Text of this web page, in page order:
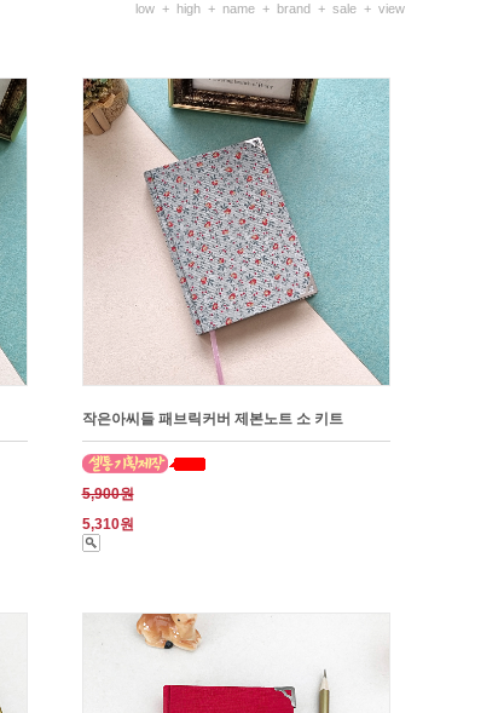
low + high + name + brand + sale + view
작은아씨들 패브릭커버 제본노트 소 키트
5,900원
5,310원